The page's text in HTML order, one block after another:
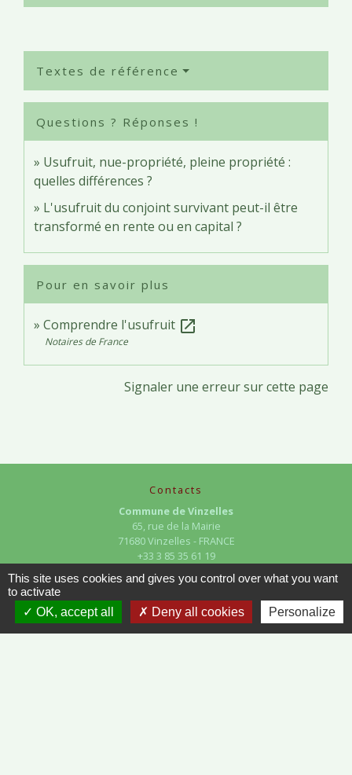
Textes de référence
Questions ? Réponses !
Usufruit, nue-propriété, pleine propriété :
quelles différences ?
L'usufruit du conjoint survivant peut-il être
transformé en rente ou en capital ?
Pour en savoir plus
Comprendre l'usufruit open_in_new
Notaires de France
Signaler une erreur sur cette page
Contacts
Commune de Vinzelles
65, rue de la Mairie
71680 Vinzelles - FRANCE
+33 3 85 35 61 19
Contact par formulaire
This site uses cookies and gives you control over what you want
to activate
OK, accept all
Deny all cookies Personalize